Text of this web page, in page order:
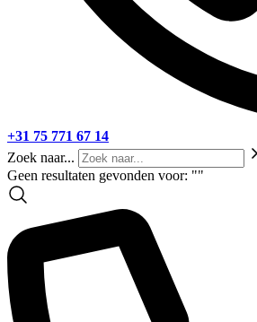
+31 75 771 67 14
Zoek naar...
Geen resultaten gevonden voor: ""